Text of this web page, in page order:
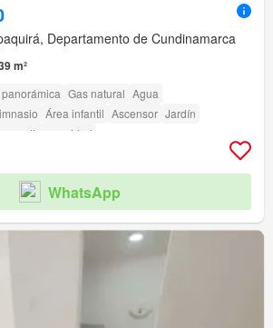
Departamento de Cundinamarca
m²
Gas natural Agua
Área infantil Ascensor Jardín
con discapacidad
WhatsApp